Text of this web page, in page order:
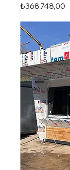
Fiyat
₺368.748,00